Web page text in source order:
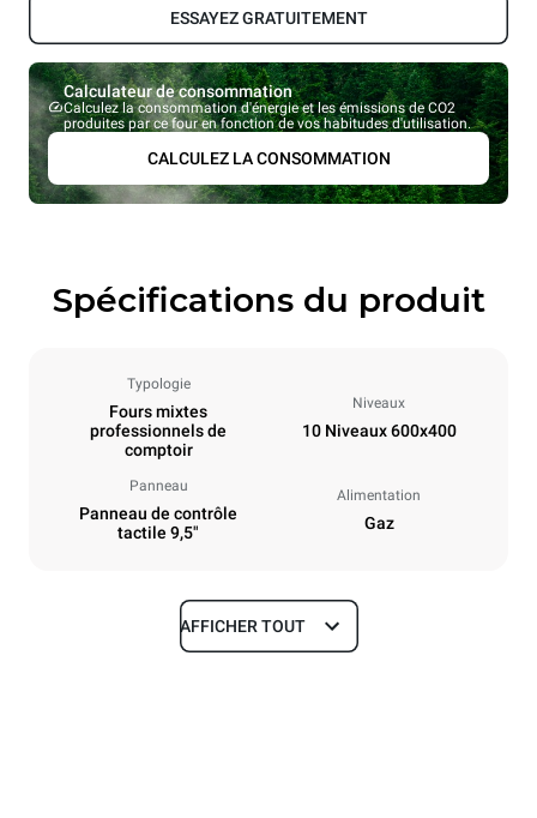
ESSAYEZ GRATUITEMENT
Calculateur de consommation
Calculez la consommation d'énergie et les émissions de CO2
produites par ce four en fonction de vos habitudes d'utilisation.
CALCULEZ LA CONSOMMATION
Spécifications du produit
Typologie
Fours mixtes
professionnels de
comptoir
Niveaux
10 Niveaux 600x400
Panneau
Panneau de contrôle
tactile 9,5"
Alimentation
Gaz
Dimensions
AFFICHER TOUT